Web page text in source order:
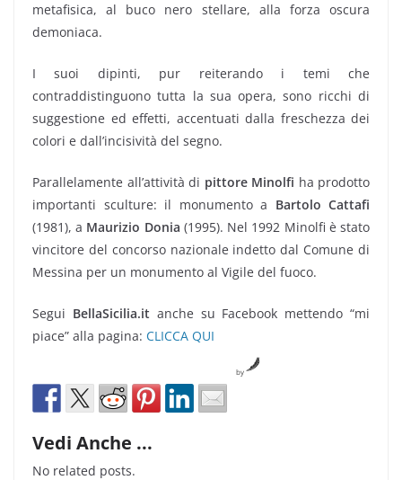
metafisica, al buco nero stellare, alla forza oscura
demoniaca.
I suoi dipinti, pur reiterando i temi che
contraddistinguono tutta la sua opera, sono ricchi di
suggestione ed effetti, accentuati dalla freschezza dei
colori e dall’incisività del segno.
Parallelamente all’attività di pittore Minolfi ha prodotto
importanti sculture: il monumento a Bartolo Cattafi
(1981), a Maurizio Donia (1995). Nel 1992 Minolfi è stato
vincitore del concorso nazionale indetto dal Comune di
Messina per un monumento al Vigile del fuoco.
Segui BellaSicilia.it anche su Facebook mettendo “mi
piace” alla pagina: CLICCA QUI
by
Vedi Anche ...
No related posts.